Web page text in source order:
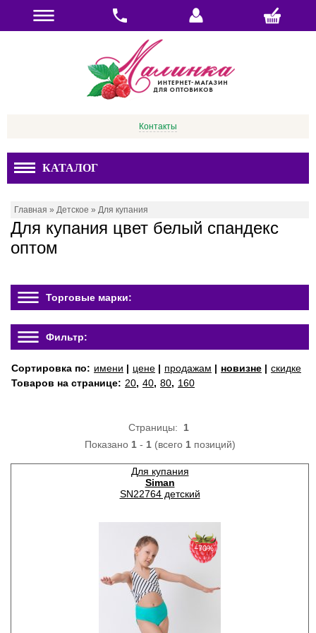
Контакты
КАТАЛОГ
Главная » Детское » Для купания
Для купания цвет белый спандекс
оптом
Торговые марки:
Фильтр:
Сортировка по: имени | цене | продажам | новизне | скидке
Товаров на странице: 20, 40, 80, 160
Страницы: 1
Показано 1- 1(всего 1позиций)
Для купания
Siman
SN22764 детский
−70%